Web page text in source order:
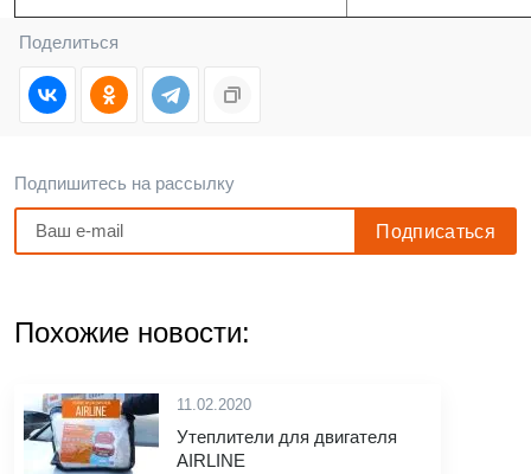
Поделиться
Подпишитесь на рассылку
Похожие новости:
11.02.2020
Утеплители для двигателя
AIRLINE